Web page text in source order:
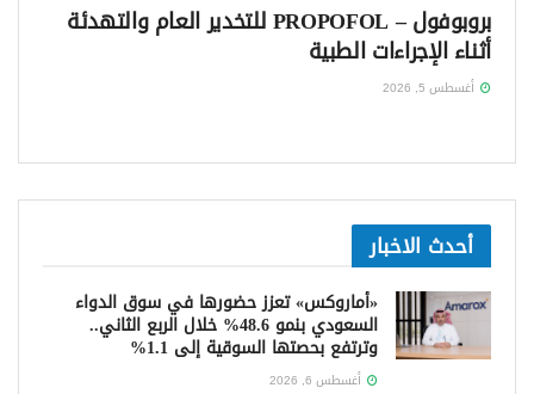
بروبوفول – PROPOFOL للتخدير العام والتهدئة
أثناء الإجراءات الطبية
أغسطس 5, 2026
أحدث الاخبار
«أماروكس» تعزز حضورها في سوق الدواء
السعودي بنمو 48.6% خلال الربع الثاني..
وترتفع بحصتها السوقية إلى 1.1%
أغسطس 6, 2026